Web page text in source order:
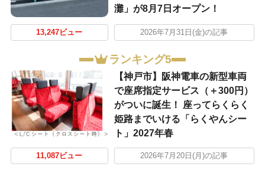
灘」が8月7日オープン！
13,247ビュー 2026年7月31日(金)の記事
ランキング5
【神戸市】阪神電車の新型車両
で座席指定サービス（＋300円）
がついに誕生！ 座ってらくらく
姫路までいける「らくやんシー
ト」2027年春
11,087ビュー 2026年7月20日(月)の記事